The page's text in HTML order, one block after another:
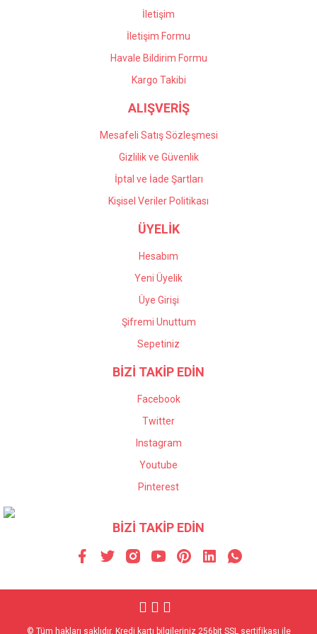
Gönder
İletişim
İletişim Formu
Havale Bildirim Formu
Kargo Takibi
ALIŞVERİŞ
Mesafeli Satış Sözleşmesi
Gizlilik ve Güvenlik
İptal ve İade Şartları
Kişisel Veriler Politikası
ÜYELİK
Hesabım
Yeni Üyelik
Üye Girişi
Şifremi Unuttum
Sepetiniz
BİZİ TAKİP EDİN
Facebook
Twitter
Instagram
Youtube
Pinterest
BİZİ TAKİP EDİN
© Tüm hakları saklıdır. Kredi kartı bilgileriniz 256bit SSL sertifikası ile